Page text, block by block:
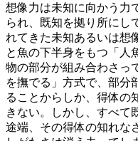
想像力は未知に向かう力
られ、既知を拠り所にし
れてきた未知あるいは想
と魚の下半身をもつ「人
物の部分が組み合わさっ
を撫でる」方式で、部分
ることからしか、得体の
きない。しかし、すべて
途端、その得体の知れな